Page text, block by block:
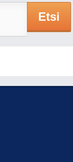
Etsi